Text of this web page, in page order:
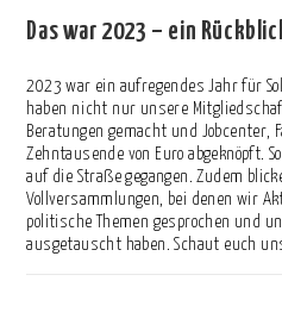
Das war 2023 – ein
2023 war ein aufregendes Jahr für
haben nicht nur unsere
Beratungen gemacht und Jobcenter,
Zehntausende von Euro abgeknöpft.
auf die Straße gegangen. Zudem
Vollversammlungen, bei denen wir
politische Themen gesprochen und
ausgetauscht haben. Schaut euch